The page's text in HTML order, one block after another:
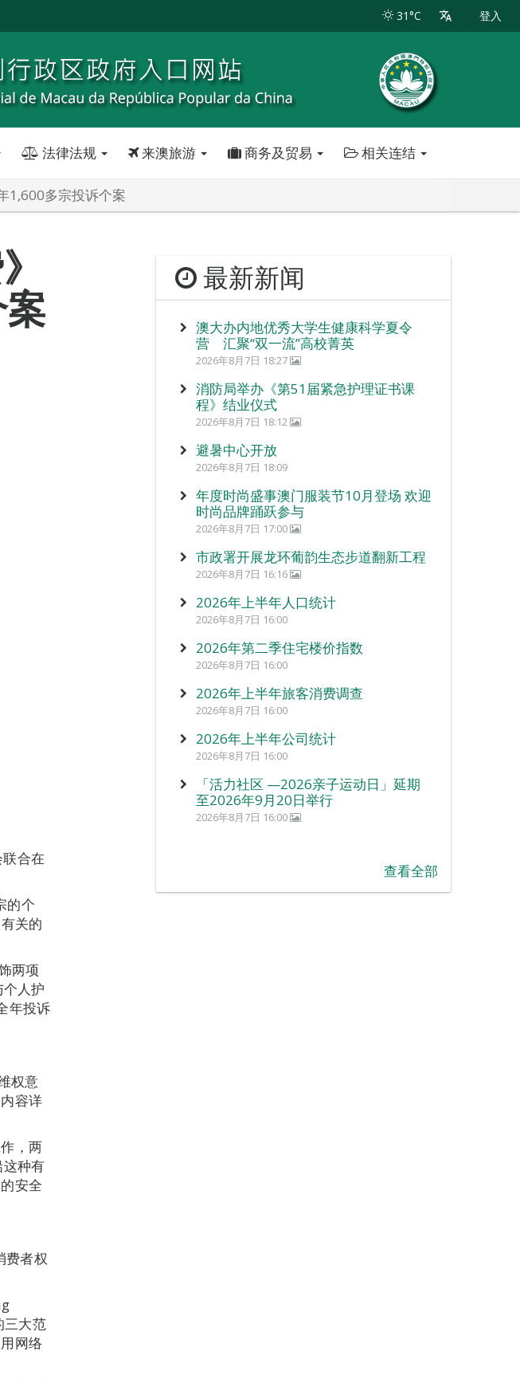
31°C 登入
法律法规 来澳旅游 商务及贸易 相关连结
1,600多宗投诉个案
合在
的个
关的
两项
人护
年投诉
权意
容详
，两
种有
安全
费者权
大范
网络
最新新闻
澳大办内地优秀大学生健康科学夏令
营 汇聚“双一流”高校菁英
2026年8月7日 18:27
消防局举办《第51届紧急护理证书课
程》结业仪式
2026年8月7日 18:12
避暑中心开放
2026年8月7日 18:09
年度时尚盛事澳门服装节10月登场 欢迎
时尚品牌踊跃参与
2026年8月7日 17:00
市政署开展龙环葡韵生态步道翻新工程
2026年8月7日 16:16
2026年上半年人口统计
2026年8月7日 16:00
2026年第二季住宅楼价指数
2026年8月7日 16:00
2026年上半年旅客消费调查
2026年8月7日 16:00
2026年上半年公司统计
2026年8月7日 16:00
「活力社区 —2026亲子运动日」延期
至2026年9月20日举行
2026年8月7日 16:00
查看全部